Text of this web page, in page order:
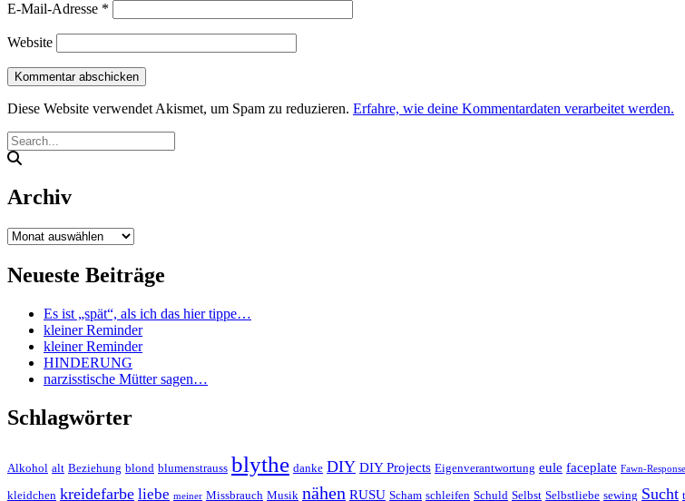
E-Mail-Adresse *
Website
Diese Website verwendet Akismet, um Spam zu reduzieren. Erfahre, wie deine Kommentardaten verarbeitet werden.
Archiv
Archiv
Neueste Beiträge
Es ist „spät“, als ich das hier tippe…
kleiner Reminder
kleiner Reminder
HINDERUNG
narzisstische Mütter sagen…
Schlagwörter
Alkohol alt Beziehung blond blumenstrauss blythe danke DIY DIY Projects Eigenverantwortung eule faceplate Fawn-Response
kleidchen kreidefarbe liebe meiner Missbrauch Musik nähen RUSU Scham schleifen Schuld Selbst Selbstliebe sewing Sucht